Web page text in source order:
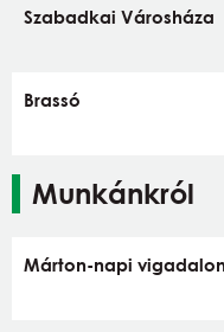
Szabadkai Városháza
Brassó
Munkánkról
Márton-napi